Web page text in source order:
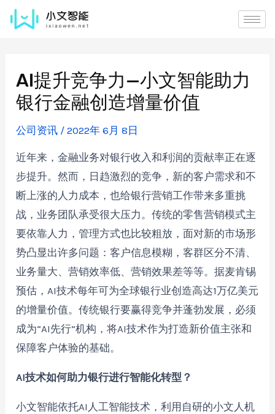
AI提升竞争力—小文智能助力
银行金融创造增量价值
公司资讯 /2022年 6月 8日
近年来，金融业务对银行收入和利润的贡献率正在逐
步提升。然而，日趋激烈的竞争，新的客户需求和不
断上涨的人力成本，也给银行营销工作带来多重挑
战，业务团队承受很大压力。传统的零售营销模式主
要依靠人力，管理方式也比较粗放，面对新的市场形
势凸显出许多问题：客户信息模糊，客群区分不清、
业务量大、营销效率低、营销效果差等等。据麦肯锡
预估，AI技术每年可为全球银行业创造高达1万亿美元
的增量价值。传统银行要赢得竞争并蓬勃发展，必须
成为“AI先行”机构，将AI技术作为打造新价值主张和
保障客户体验的基础。
AI技术如何助力银行进行智能化转型？
小文智能依托AI人工智能技术，利用自研的小文人机